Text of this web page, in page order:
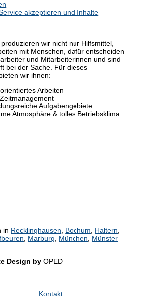
akzeptieren und Inhalte
wir nicht nur Hilfsmittel,
mit Menschen, dafür entscheiden
und Mitarbeiterinnen und sind
bei der Sache. Für dieses
wir ihnen:
Arbeiten
Aufgabengebiete
Atmosphäre & tolles Betriebsklima
in Recklinghausen, Bochum, Haltern,
, Marburg, München, Münster
Design by OPED
Kontakt